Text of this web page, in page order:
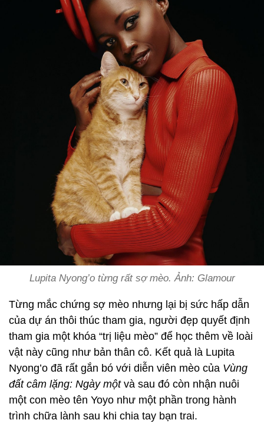
Lupita Nyong’o từng rất sợ mèo. Ảnh: Glamour
Từng mắc chứng sợ mèo nhưng lại bị sức hấp dẫn
của dự án thôi thúc tham gia, người đẹp quyết định
tham gia một khóa “trị liệu mèo” để học thêm về loài
vật này cũng như bản thân cô. Kết quả là Lupita
Nyong’o đã rất gắn bó với diễn viên mèo của Vùng
đất câm lặng: Ngày một và sau đó còn nhận nuôi
một con mèo tên Yoyo như một phần trong hành
trình chữa lành sau khi chia tay bạn trai.